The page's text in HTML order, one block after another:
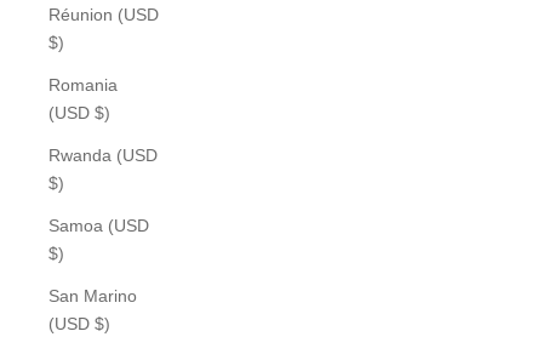
Réunion (USD
$)
Romania
(USD $)
Rwanda (USD
$)
Samoa (USD
$)
San Marino
(USD $)